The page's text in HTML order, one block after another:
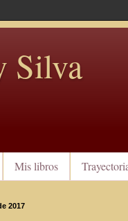
Silva
Mis libros
2017